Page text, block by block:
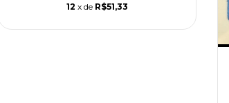
12 x de R$51,33